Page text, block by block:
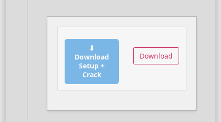
⬇
Download
Setup +
Crack
Download